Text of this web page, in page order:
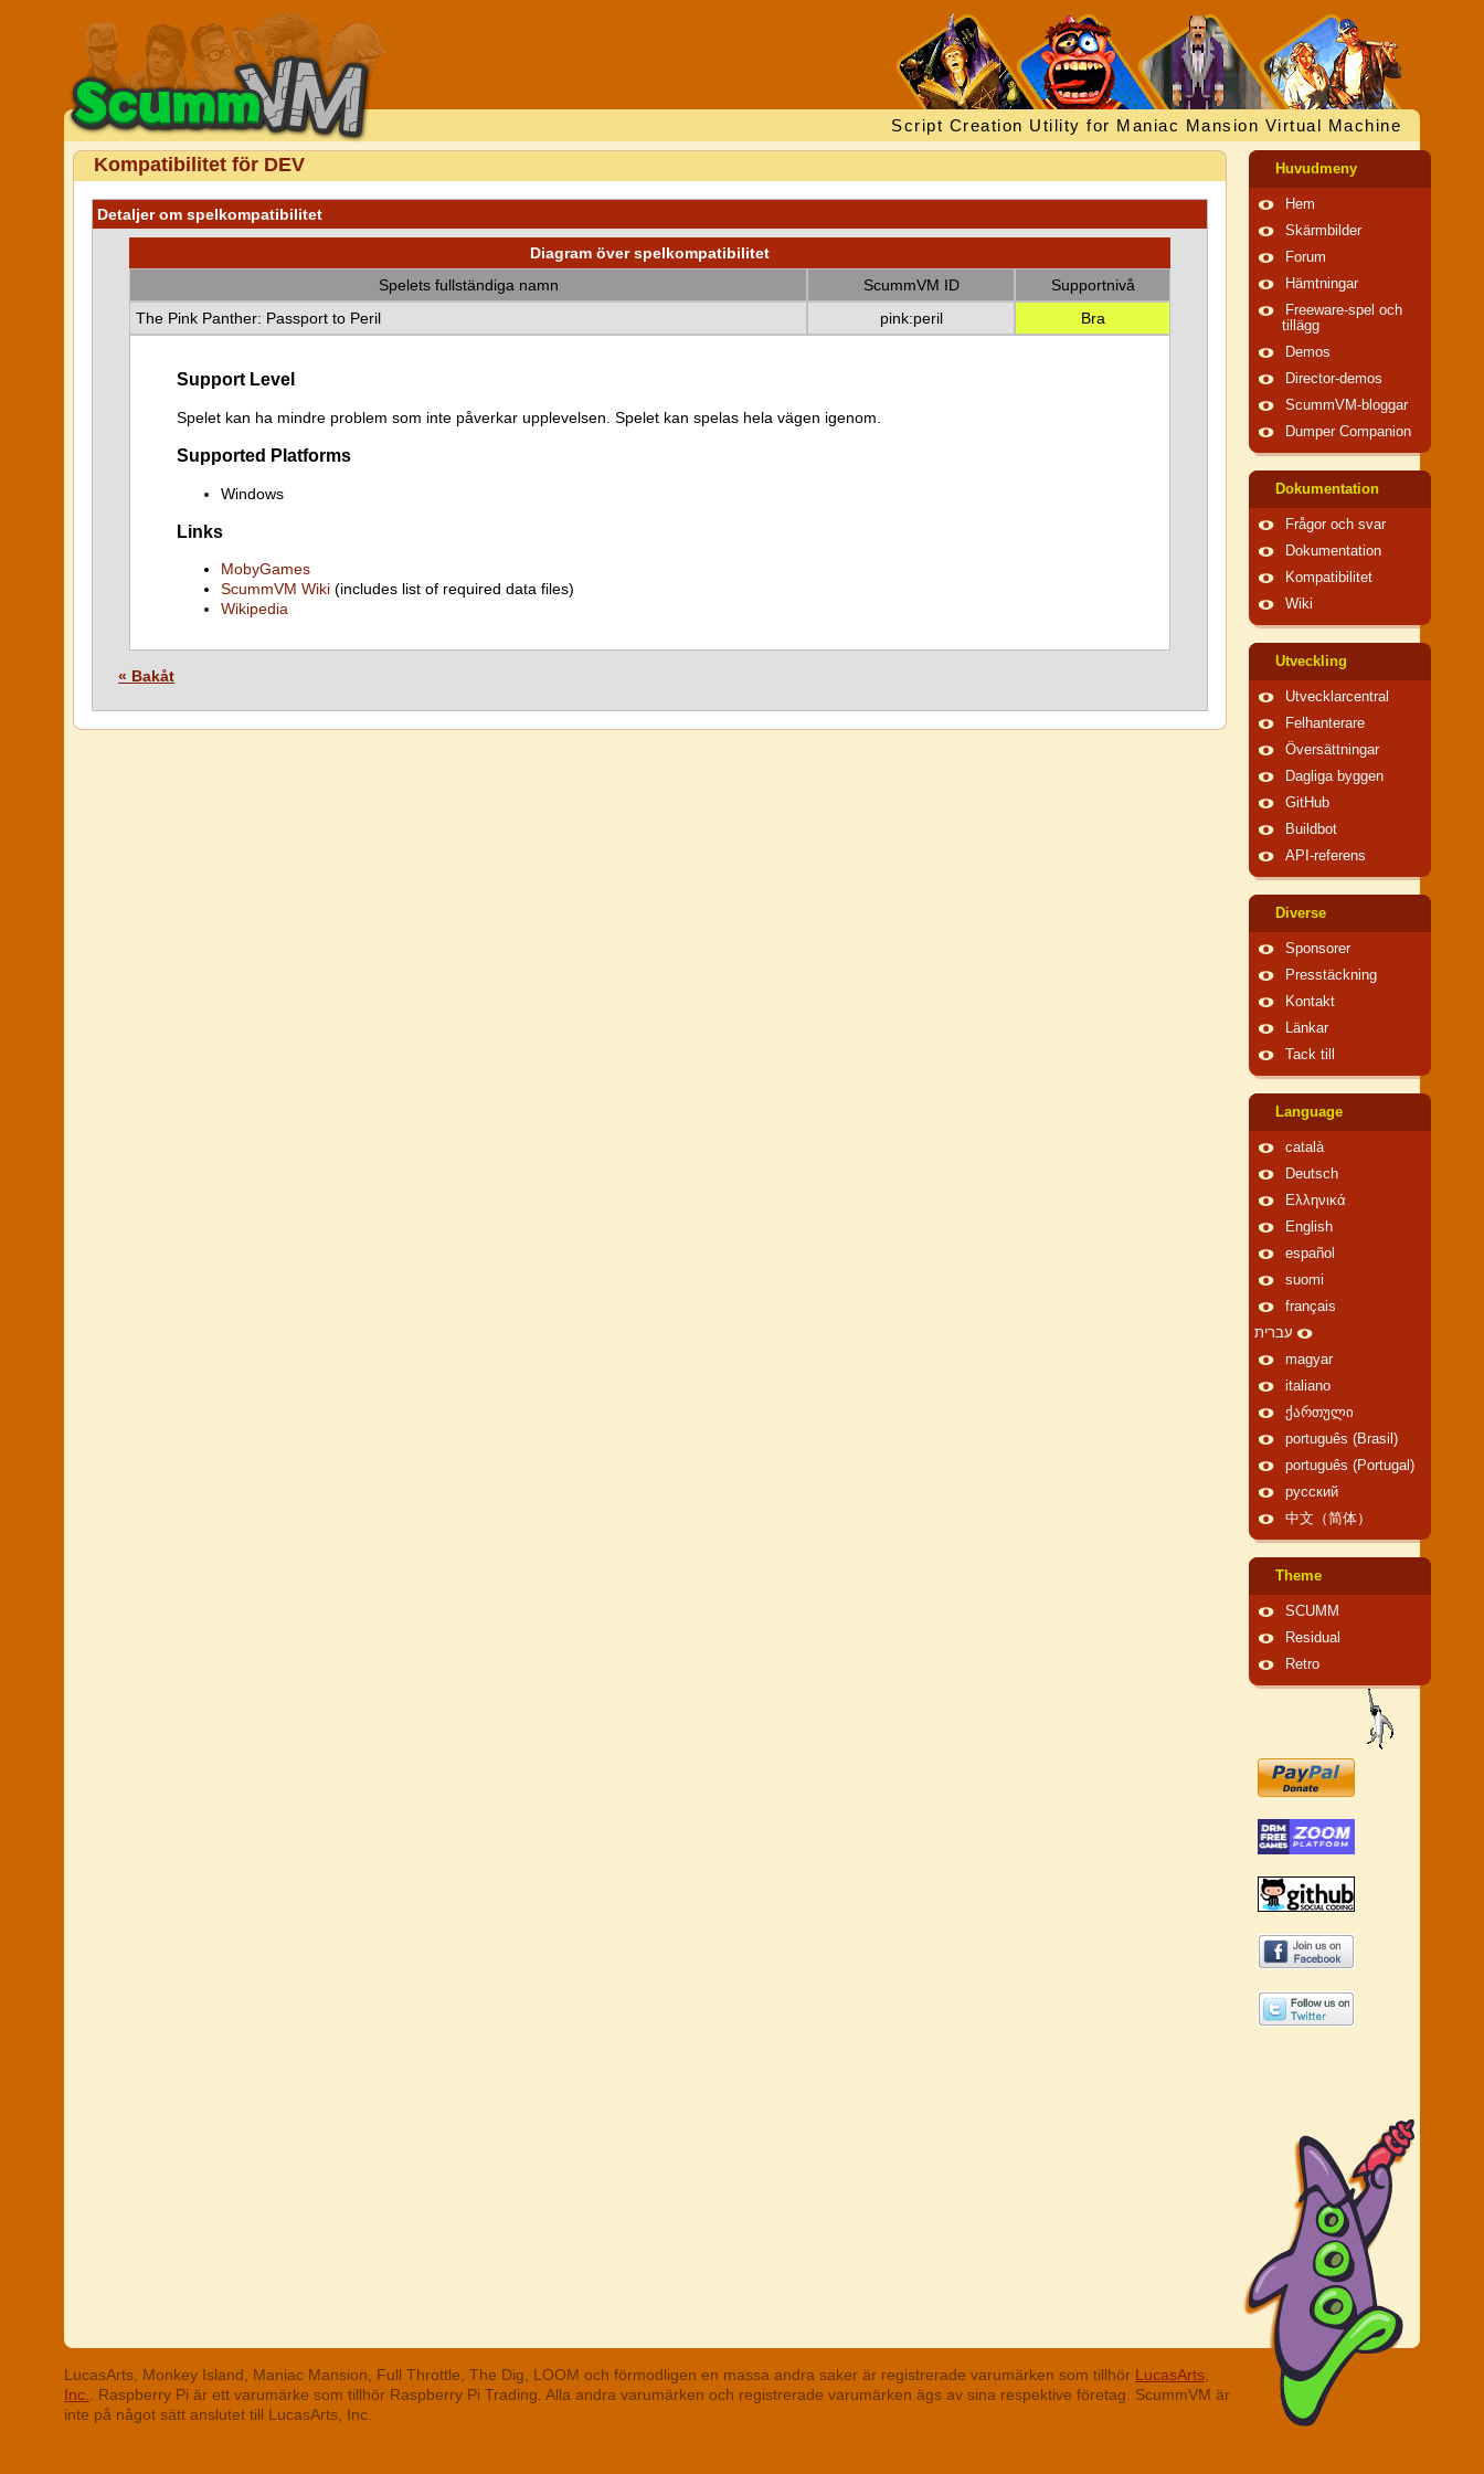
Script Creation Utility for Maniac Mansion Virtual Machine
Kompatibilitet för DEV
Detaljer om spelkompatibilitet
Diagram över spelkompatibilitet
Spelets fullständiga namn
ScummVM ID
Supportnivå
The Pink Panther: Passport to Peril
pink:peril Bra
Support Level
Spelet kan ha mindre problem som inte påverkar upplevelsen. Spelet kan spelas hela vägen igenom.
Supported Platforms
Windows
Links
MobyGames
ScummVM Wiki (includes list of required data files)
Wikipedia
« Bakåt
Huvudmeny
Hem
Skärmbilder
Forum
Hämtningar
Freeware-spel och
tillägg
Demos
Director-demos
ScummVM-bloggar
Dumper Companion
Dokumentation
Frågor och svar
Dokumentation
Kompatibilitet
Wiki
Utveckling
Utvecklarcentral
Felhanterare
Översättningar
Dagliga byggen
GitHub
Buildbot
API-referens
Diverse
Sponsorer
Presstäckning
Kontakt
Länkar
Tack till
Language
català
Deutsch
Ελληνικά
English
español
suomi
français
עברית
magyar
italiano
ქართული
português (Brasil)
português (Portugal)
русский
中文（简体）
Theme
SCUMM
Residual
Retro
LucasArts, Monkey Island, Maniac Mansion, Full Throttle, The Dig, LOOM och förmodligen en massa andra saker är registrerade varumärken som tillhör LucasArts,
Inc.
. Raspberry Pi är ett varumärke som tillhör Raspberry Pi Trading. Alla andra varumärken och registrerade varumärken ägs av sina respektive företag. ScummVM är
inte på något sätt anslutet till LucasArts, Inc.